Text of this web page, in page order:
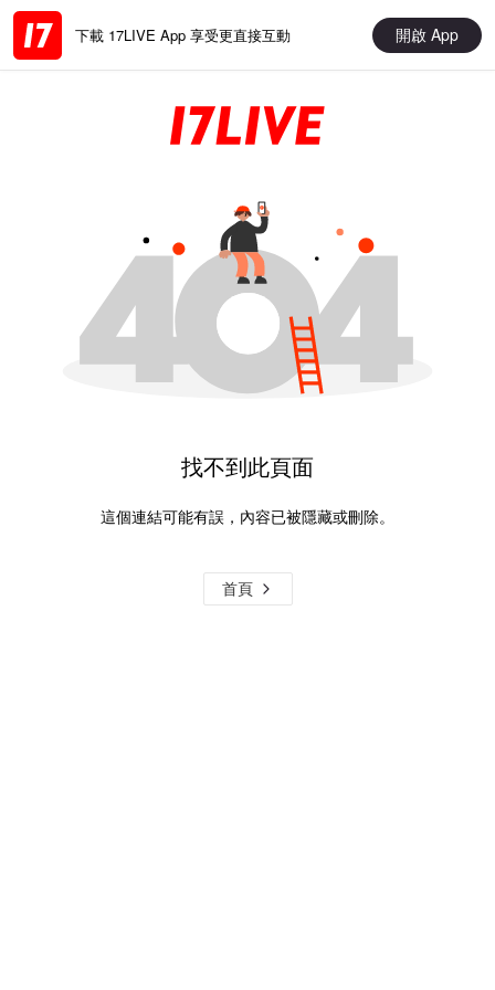
下載 17LIVE App 享受更直接互動 開啟 App
找不到此頁面
這個連結可能有誤，內容已被隱藏或刪除。
首頁